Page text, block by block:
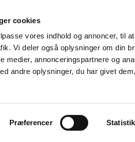
cookies
vores indhold og annoncer, til
Vi deler også oplysninger om din
medier, annonceringspartnere og
andre oplysninger, du har givet
Præferencer Statistik
Dit bidrag til jagten